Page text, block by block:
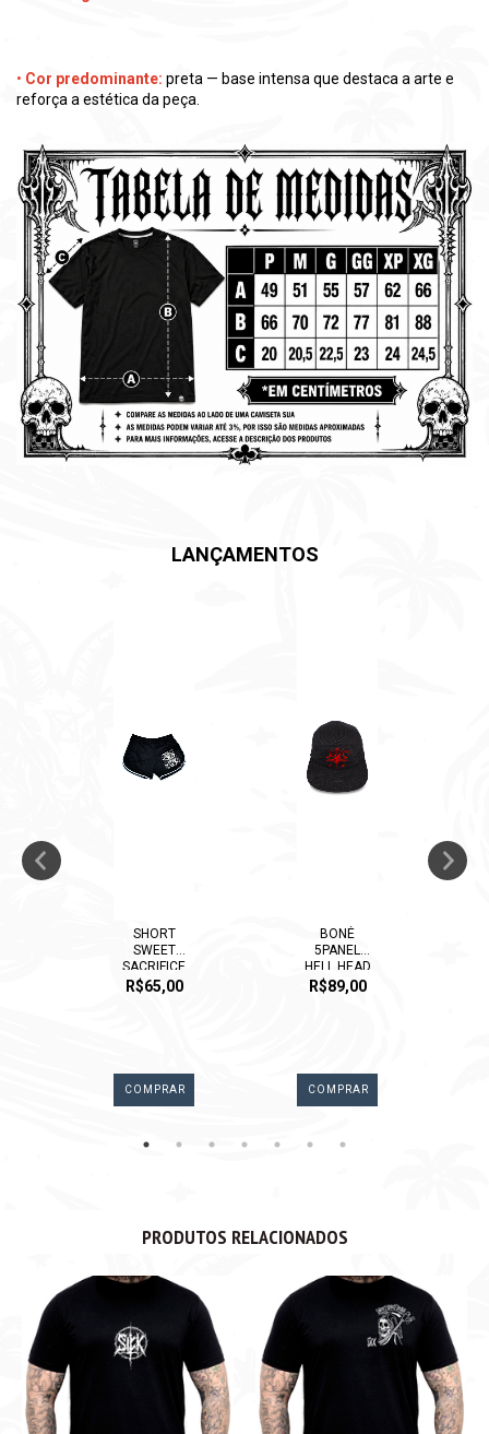
• Cor predominante: preta — base intensa que destaca a arte e
reforça a estética da peça.
LANÇAMENTOS
SHORT
SWEET
SACRIFICE
R$65,00
COMPRAR
BONÉ
5PANEL
HELL HEAD
R$89,00
COMPRAR
PRODUTOS RELACIONADOS